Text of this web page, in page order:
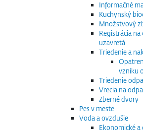
Informačné
Kuchynský
Množstvový
Registrácia
uzavretá
Triedenie a
vzniku
Triedenie
Vrecia na
Zberné dvory
Pes v meste
Voda a ovzdušie
Ekonomické